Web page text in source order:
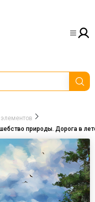
природы. Дорога в